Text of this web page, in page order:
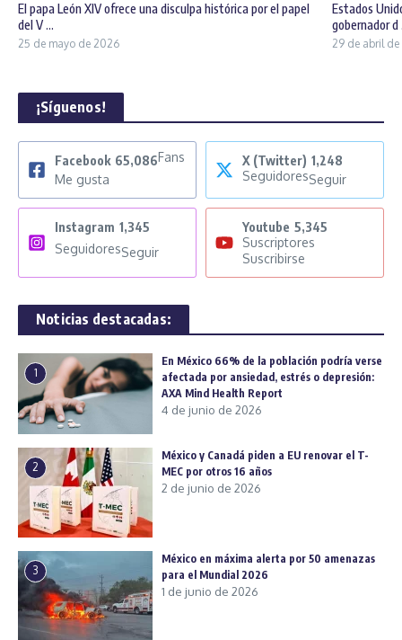
El papa León XIV ofrece una disculpa histórica por el papel
del V ...
25 de mayo de 2026
Estados
gobernador d
29 de abril
¡Síguenos!
Facebook 65,086Fans
Me gusta
X (Twitter) 1,248
SeguidoresSeguir
Instagram 1,345
SeguidoresSeguir
Youtube 5,345
Suscriptores
Suscribirse
Noticias destacadas:
1
En México 66% de la población podría verse
afectada por ansiedad, estrés o depresión:
AXA Mind Health Report
4 de junio de 2026
2
México y Canadá piden a EU renovar el T-
MEC por otros 16 años
2 de junio de 2026
3
México en máxima alerta por 50 amenazas
para el Mundial 2026
1 de junio de 2026